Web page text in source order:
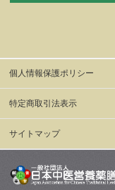
個人情報保護ポリシー
特定商取引法表示
サイトマップ